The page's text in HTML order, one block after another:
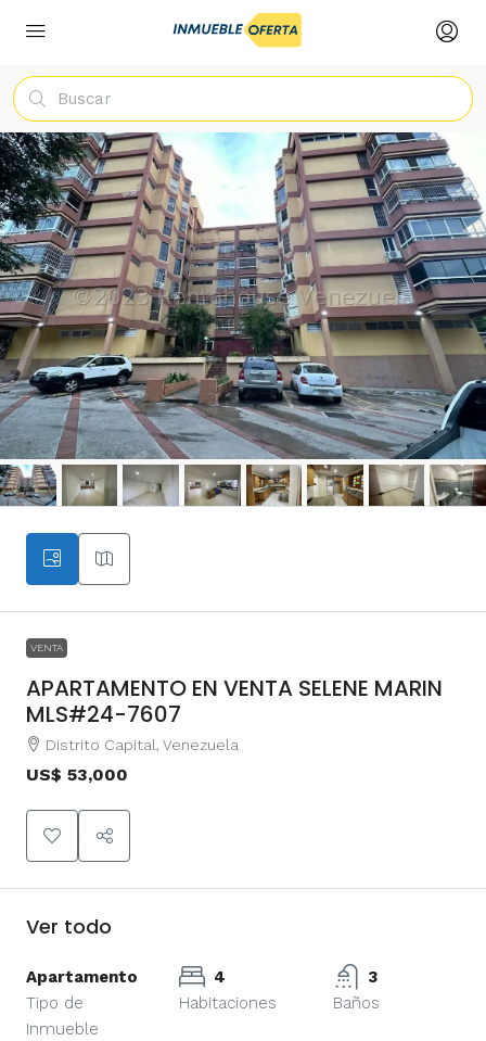
VENTA
APARTAMENTO EN VENTA SELENE MARIN
MLS#24-7607
Distrito Capital, Venezuela
US$ 53,000
Ver todo
Apartamento
Tipo de
Inmueble
4
Habitaciones
3
Baños